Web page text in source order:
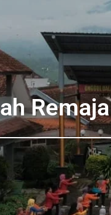
Remaja